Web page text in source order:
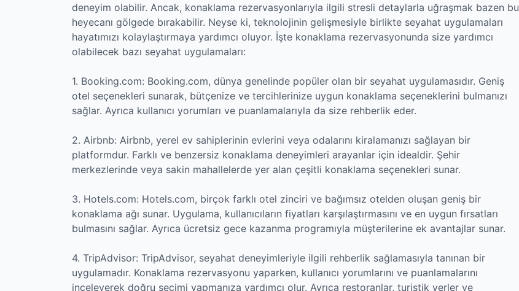
deneyim olabilir. Ancak, konaklama rezervasyonlarıyla ilgili stresli detaylarla uğraşmak bazen bu
heyecanı gölgede bırakabilir. Neyse ki, teknolojinin gelişmesiyle birlikte seyahat uygulamaları
hayatımızı kolaylaştırmaya yardımcı oluyor. İşte konaklama rezervasyonunda size yardımcı
olabilecek bazı seyahat uygulamaları:
1. Booking.com: Booking.com, dünya genelinde popüler olan bir seyahat uygulamasıdır. Geniş
otel seçenekleri sunarak, bütçenize ve tercihlerinize uygun konaklama seçeneklerini bulmanızı
sağlar. Ayrıca kullanıcı yorumları ve puanlamalarıyla da size rehberlik eder.
2. Airbnb: Airbnb, yerel ev sahiplerinin evlerini veya odalarını kiralamanızı sağlayan bir
platformdur. Farklı ve benzersiz konaklama deneyimleri arayanlar için idealdir. Şehir
merkezlerinde veya sakin mahallelerde yer alan çeşitli konaklama seçenekleri sunar.
3. Hotels.com: Hotels.com, birçok farklı otel zinciri ve bağımsız otelden oluşan geniş bir
konaklama ağı sunar. Uygulama, kullanıcıların fiyatları karşılaştırmasını ve en uygun fırsatları
bulmasını sağlar. Ayrıca ücretsiz gece kazanma programıyla müşterilerine ek avantajlar sunar.
4. TripAdvisor: TripAdvisor, seyahat deneyimleriyle ilgili rehberlik sağlamasıyla tanınan bir
uygulamadır. Konaklama rezervasyonu yaparken, kullanıcı yorumlarını ve puanlamalarını
inceleyerek doğru seçimi yapmanıza yardımcı olur. Ayrıca restoranlar, turistik yerler ve